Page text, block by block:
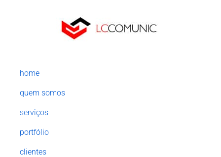
home
quem somos
serviços
portfólio
clientes